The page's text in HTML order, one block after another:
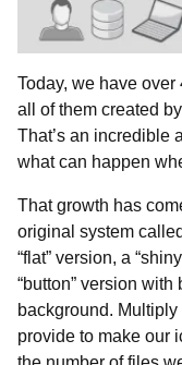
Today, we have
all of them created
That’s an incredible
what can happen
That growth has
original system
“flat” version, a
“button” version
background.
provide to make our